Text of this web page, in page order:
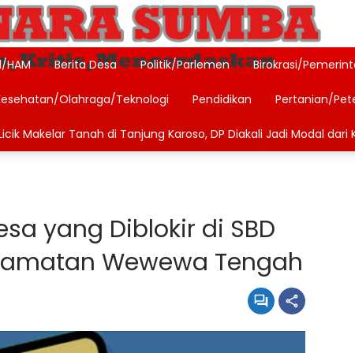
HAM Berita Desa Politik/Parlemen Birokrasi/
Olahraga/Teknologi Pendidikan Pertanian/
Makelar Tanah di Tanjung Karoso, DP Diakali Jadi Modal
yang Diblokir di SBD
Wewewa Tengah